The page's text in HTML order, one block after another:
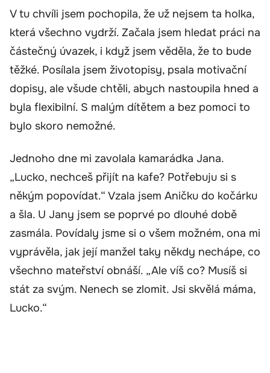
V tu chvíli jsem pochopila, že už nejsem ta holka,
která všechno vydrží. Začala jsem hledat práci na
částečný úvazek, i když jsem věděla, že to bude
těžké. Posílala jsem životopisy, psala motivační
dopisy, ale všude chtěli, abych nastoupila hned a
byla flexibilní. S malým dítětem a bez pomoci to
bylo skoro nemožné.
Jednoho dne mi zavolala kamarádka Jana.
„Lucko, nechceš přijít na kafe? Potřebuju si s
někým popovídat.“ Vzala jsem Aničku do kočárku
a šla. U Jany jsem se poprvé po dlouhé době
zasmála. Povídaly jsme si o všem možném, ona mi
vyprávěla, jak její manžel taky někdy nechápe, co
všechno mateřství obnáší. „Ale víš co? Musíš si
stát za svým. Nenech se zlomit. Jsi skvělá máma,
Lucko.“